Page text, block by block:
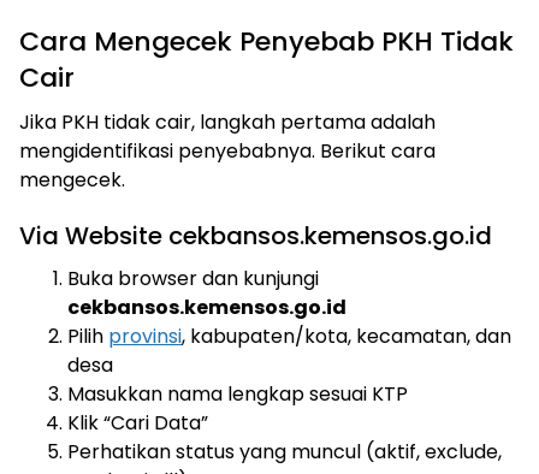
Cara Mengecek Penyebab PKH Tidak
Cair
Jika PKH tidak cair, langkah pertama adalah
mengidentifikasi penyebabnya. Berikut cara
mengecek.
Via Website cekbansos.kemensos.go.id
Buka browser dan kunjungi
cekbansos.kemensos.go.id
Pilih provinsi, kabupaten/kota, kecamatan, dan
desa
Masukkan nama lengkap sesuai KTP
Klik “Cari Data”
Perhatikan status yang muncul (aktif, exclude,